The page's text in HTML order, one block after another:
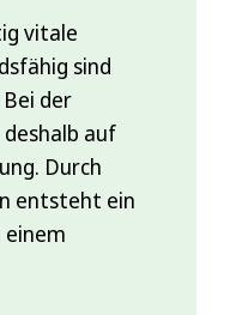
vitale
sind
der
auf
Durch
entsteht ein